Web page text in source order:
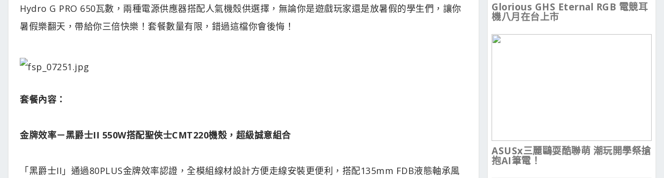
Hydro G PRO 650瓦數，兩種電源供應器搭配人氣機殼供選擇，無論你是遊戲玩家還是放暑假的學生們，讓你
暑假樂翻天，帶給你三倍快樂！套餐數量有限，錯過這檔你會後悔！
套餐內容：
金牌效率－黑爵士II 550W搭配聖俠士CMT220機殼，超級誠意組合
「黑爵士II」通過80PLUS金牌效率認證，全模組線材設計方便走線安裝更便利，搭配135mm FDB液態軸承風
Glorious GHS Eternal RGB 電競耳
機八月在台上市
ASUSx三麗鷗耍酷聯萌 潮玩開學祭搶
抱AI筆電！